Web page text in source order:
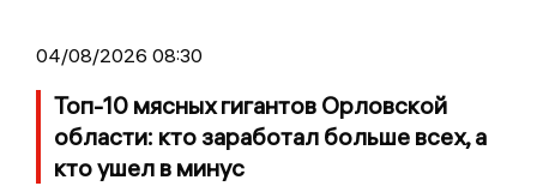
04/08/2026 08:30
Топ-10 мясных гигантов Орловской
области: кто заработал больше всех, а
кто ушел в минус